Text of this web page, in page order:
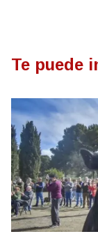
Te puede